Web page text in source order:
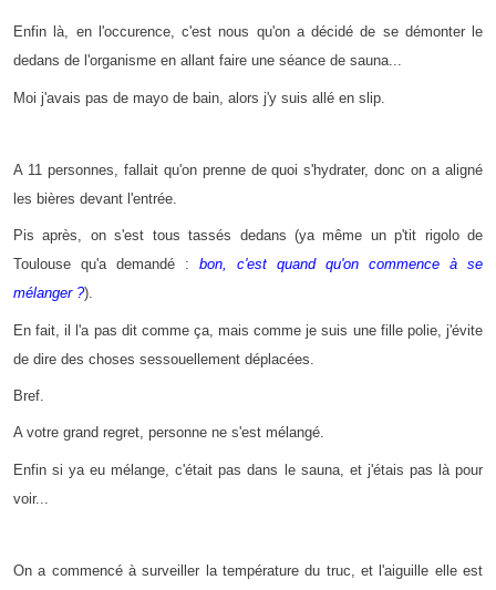
Enfin là, en l'occurence, c'est nous qu'on a décidé de se démonter le
dedans de l'organisme en allant faire une séance de sauna...
Moi j'avais pas de mayo de bain, alors j'y suis allé en slip.
A 11 personnes, fallait qu'on prenne de quoi s'hydrater, donc on a aligné
les bières devant l'entrée.
Pis après, on s'est tous tassés dedans (ya même un p'tit rigolo de
Toulouse qu'a demandé : bon, c'est quand qu'on commence à se
mélanger ?).
En fait, il l'a pas dit comme ça, mais comme je suis une fille polie, j'évite
de dire des choses sessouellement déplacées.
Bref.
A votre grand regret, personne ne s'est mélangé.
Enfin si ya eu mélange, c'était pas dans le sauna, et j'étais pas là pour
voir...
On a commencé à surveiller la température du truc, et l'aiguille elle est